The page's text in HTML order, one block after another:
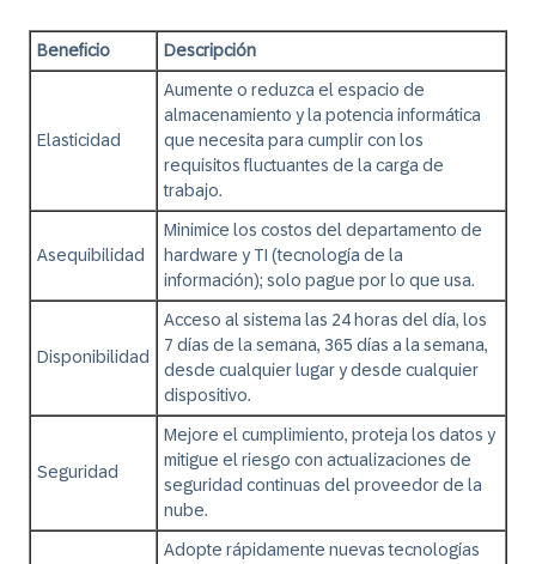
Beneficio Descripción
Elasticidad
Aumente o reduzca el espacio de
almacenamiento y la potencia informática
que necesita para cumplir con los
requisitos fluctuantes de la carga de
trabajo.
Asequibilidad
Minimice los costos del departamento de
hardware y TI (tecnología de la
información); solo pague por lo que usa.
Disponibilidad
Acceso al sistema las 24 horas del día, los
7 días de la semana, 365 días a la semana,
desde cualquier lugar y desde cualquier
dispositivo.
Seguridad
Mejore el cumplimiento, proteja los datos y
mitigue el riesgo con actualizaciones de
seguridad continuas del proveedor de la
nube.
Adopte rápidamente nuevas tecnologías